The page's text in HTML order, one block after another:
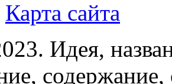
Карта сайта
Идея,